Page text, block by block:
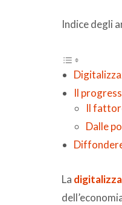
Indice degli
Il
Il
Dalle
La